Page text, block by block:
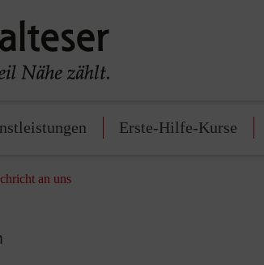
Erste-Hilfe-Kurse
an uns